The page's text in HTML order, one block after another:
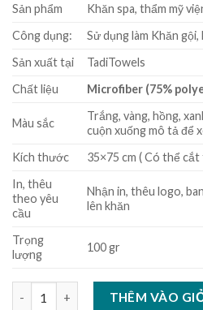
Sản phẩm
Khăn spa, thẩm mỹ
Công dụng:
Sử dụng làm Khăn
Sản xuất tại
TadiTowels
Chất liệu
Microfiber (75%
Màu sắc
Trắng, vàng, hồng,
cuộn xuống mô tả để
Kích thước
35×75 cm ( Có thể
In, thêu
theo yêu
cầu
Nhận in, thêu logo,
lên khăn
Trọng
lượng
100 gr
khăn Spa, Khăn gội 100%
THÊM VÀO